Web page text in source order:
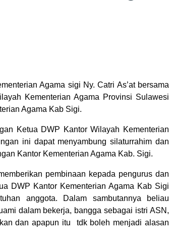
Agama sigi Ny. Catri As’at bersama
Kementerian Agama Provinsi Sulawesi
Agama Kab Sigi.
Ketua DWP Kantor Wilayah Kementerian
ini dapat menyambung silaturrahim dan
Kantor Kementerian Agama Kab. Sigi.
pembinaan kepada pengurus dan
DWP Kantor Kementerian Agama Kab Sigi
anggota. Dalam sambutannya beliau
dalam bekerja, bangga sebagai istri ASN,
dan apapun itu tdk boleh menjadi alasan